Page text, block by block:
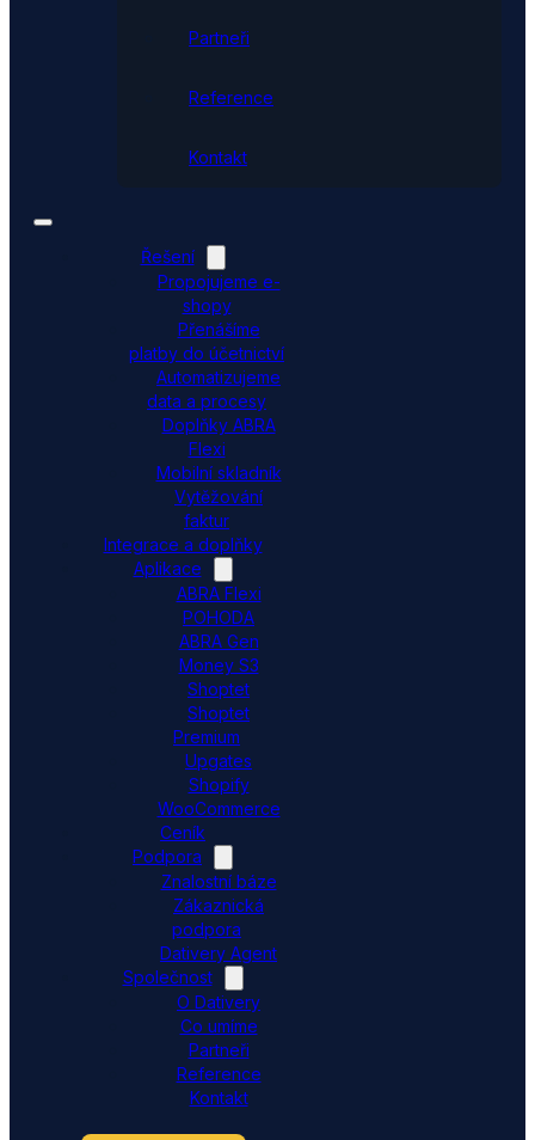
Partneři
Reference
Kontakt
Řešení
Propojujeme e-
shopy
Přenášíme
platby do účetnictví
Automatizujeme
data a procesy
Doplňky ABRA
Flexi
Mobilní skladník
Vytěžování
faktur
Integrace a doplňky
Aplikace
ABRA Flexi
POHODA
ABRA Gen
Money S3
Shoptet
Shoptet
Premium
Upgates
Shopify
WooCommerce
Ceník
Podpora
Znalostní báze
Zákaznická
podpora
Dativery Agent
Společnost
O Dativery
Co umíme
Partneři
Reference
Kontakt